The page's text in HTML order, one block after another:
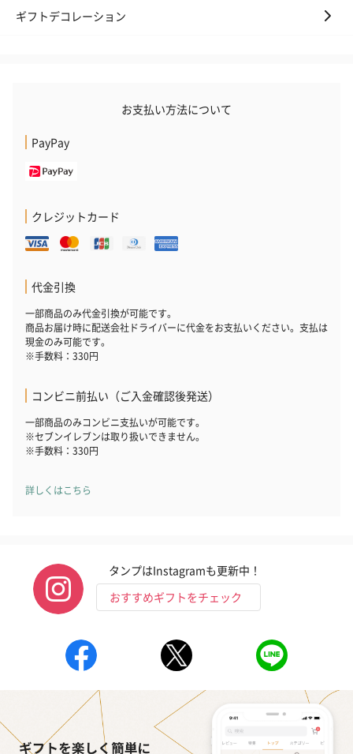
ギフトデコレーション
お支払い方法について
PayPay
クレジットカード
代金引換
一部商品のみ代金引換が可能です。
商品お届け時に配送会社ドライバーに代金をお支払いください。支払は
現金のみ可能です。
※手数料：330円
コンビニ前払い（ご入金確認後発送）
一部商品のみコンビニ支払いが可能です。
※セブンイレブンは取り扱いできません。
※手数料：330円
詳しくはこちら
タンプはInstagramも更新中！
おすすめギフトをチェック